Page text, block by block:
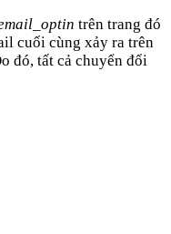
trên trang đó
cuối cùng xảy ra trên
đó, tất cả chuyển đổi